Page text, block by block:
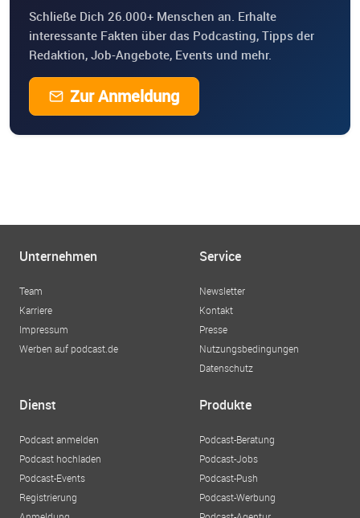
Schließe Dich 26.000+ Menschen an. Erhalte
interessante Fakten über das Podcasting, Tipps der
Redaktion, Job-Angebote, Events und mehr.
Zur Anmeldung
Unternehmen
Team
Karriere
Impressum
Werben auf podcast.de
Service
Newsletter
Kontakt
Presse
Nutzungsbedingungen
Datenschutz
Dienst
Podcast anmelden
Podcast hochladen
Podcast-Events
Registrierung
Produkte
Podcast-Beratung
Podcast-Jobs
Podcast-Push
Podcast-Werbung